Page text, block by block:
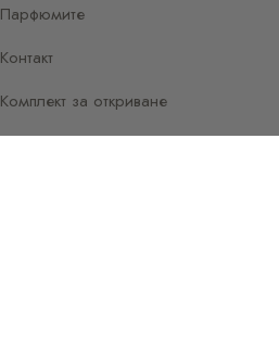
Парфюмите
Контакт
Комплект за откриване